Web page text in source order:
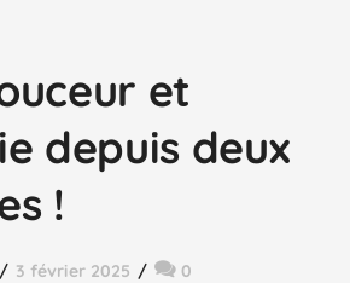
et
depuis deux
!
3 février 2025 0